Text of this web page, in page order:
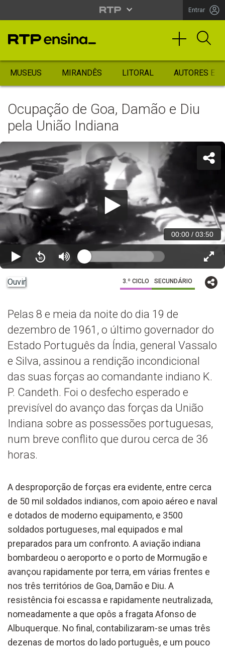
Entrar
MUSEUS MIRANDÊS LITORAL AUTORES
Ocupação de Goa, Damão e Diu
pela União Indiana
00:00 / 03:50
Ouvir 3.º CICLO SECUNDÁRIO
Pelas 8 e meia da noite do dia 19 de
dezembro de 1961, o último governador do
Estado Português da Índia, general Vassalo
e Silva, assinou a rendição incondicional
das suas forças ao comandante indiano K.
P. Candeth. Foi o desfecho esperado e
previsível do avanço das forças da União
Indiana sobre as possessões portuguesas,
num breve conflito que durou cerca de 36
horas.
A desproporção de forças era evidente, entre cerca
de 50 mil soldados indianos, com apoio aéreo e naval
e dotados de moderno equipamento, e 3500
soldados portugueses, mal equipados e mal
preparados para um confronto. A aviação indiana
bombardeou o aeroporto e o porto de Mormugão e
avançou rapidamente por terra, em várias frentes e
nos três territórios de Goa, Damão e Diu. A
resistência foi escassa e rapidamente neutralizada,
nomeadamente a que opôs a fragata Afonso de
Albuquerque. No final, contabilizaram-se umas três
dezenas de mortos do lado português, e um pouco